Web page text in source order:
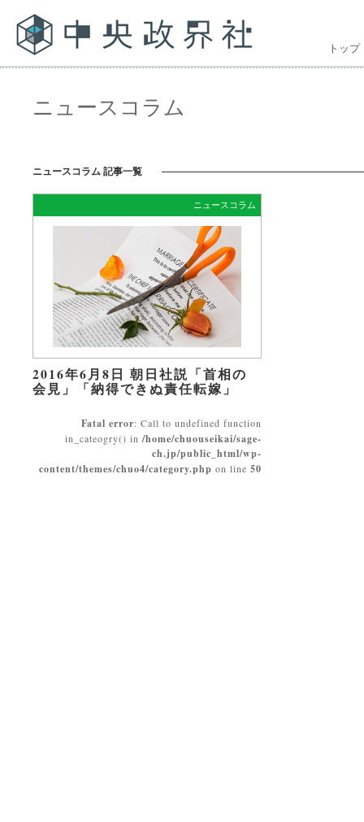
トップ
ニュースコラム
ニュースコラム 記事一覧
ニュースコラム
2016年6月8日 朝日社説「首相の
会見」「納得できぬ責任転嫁」
Fatal error: Call to undefined function
in_cateogry() in /home/chuouseikai/sage-
ch.jp/public_html/wp-
content/themes/chuo4/category.php on line 50